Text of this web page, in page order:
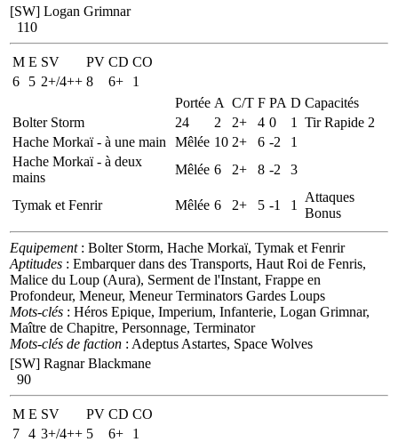
[SW] Logan Grimnar
110
M E SV PV CD CO
6
5 2+/4++ 8 6+
1
Portée A C/T F PA D Capacités
Bolter Storm
24 2 2+ 4 0 1
Tir Rapide 2
Hache Morkaï - à une main
Mêlée 10 2+ 6 -2
1
Hache Morkaï - à deux
mains
Mêlée 6 2+ 8 -2 3
Tymak et Fenrir Mêlée 6 2+ 5 -1 1
Attaques
Bonus
Equipement: Bolter Storm, Hache Morkaï, Tymak et Fenrir
Aptitudes : Embarquer dans des Transports, Haut Roi de Fenris,
Malice du Loup (Aura), Serment de l'Instant, Frappe en
Profondeur, Meneur, Meneur Terminators Gardes Loups
Mots-clés : Héros Epique, Imperium, Infanterie, Logan Grimnar,
Maître de Chapitre, Personnage, Terminator
Mots-clés de faction : Adeptus Astartes, Space Wolves
[SW] Ragnar Blackmane
90
M E SV PV CD CO
7 4 3+/4++ 5 6+
1